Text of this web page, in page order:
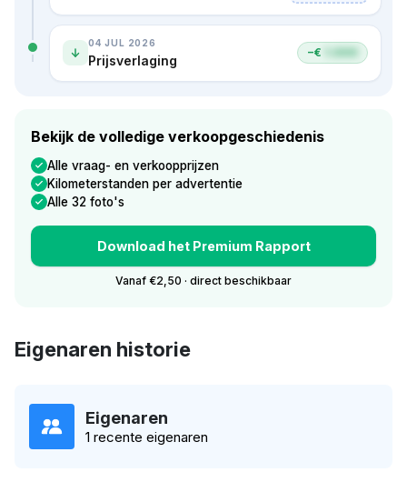
04 JUL 2026
Prijsverlaging −€
Bekijk de volledige verkoopgeschiedenis
Alle vraag- en verkoopprijzen
Kilometerstanden per advertentie
Alle 32 foto's
Download het Premium Rapport
Vanaf €2,50 · direct beschikbaar
Eigenaren historie
Eigenaren
1 recente eigenaren